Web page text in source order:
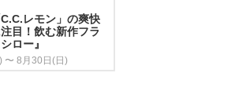
レモン」の爽快
目！飲む新作フラ
ロー』
〜 8月30日(日)